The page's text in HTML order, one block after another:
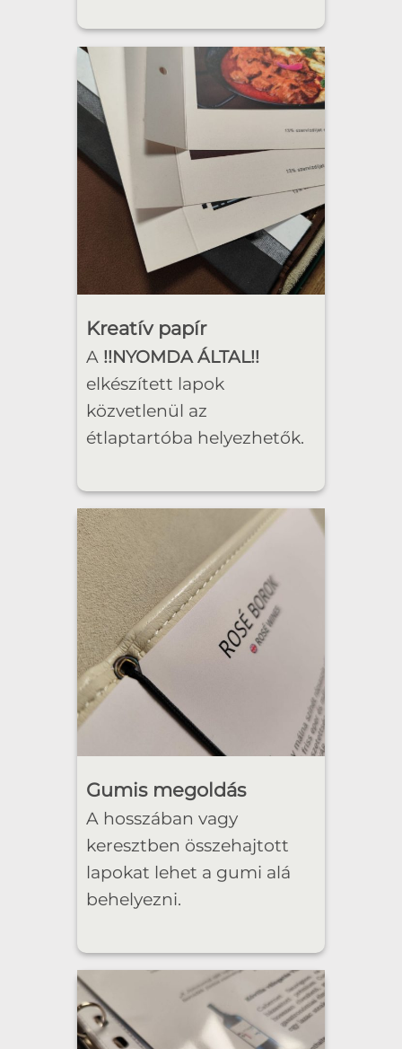
Kreatív papír
A !!NYOMDA ÁLTAL!!
elkészített lapok
közvetlenül az
étlaptartóba helyezhetők.
Gumis megoldás
A hosszában vagy
keresztben összehajtott
lapokat lehet a gumi alá
behelyezni.